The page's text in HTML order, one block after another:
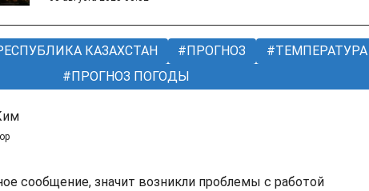
КАЗАХСТАН ПРОГНОЗ
ТЕМПЕРАТУРА
ПРОГНОЗ ПОГОДЫ
сообщение, значит возникли проблемы с работой